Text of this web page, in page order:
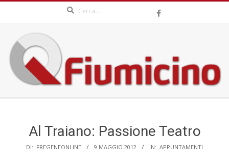
content
QFIUMICINO.COM
Al Traiano: Passione Teatro
DI: FREGENEONLINE 9 MAGGIO 2012 IN: APPUNTAMENTI